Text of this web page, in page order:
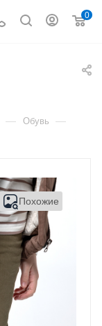
0
— Обувь —
Похожие